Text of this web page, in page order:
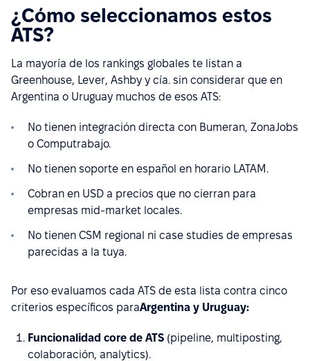
¿Cómo seleccionamos estos
ATS?
La mayoría de los rankings globales te listan a
Greenhouse, Lever, Ashby y cía. sin considerar que en
Argentina o Uruguay muchos de esos ATS:
No tienen integración directa con Bumeran, ZonaJobs
o Computrabajo.
No tienen soporte en español en horario LATAM.
Cobran en USD a precios que no cierran para
empresas mid-market locales.
No tienen CSM regional ni case studies de empresas
parecidas a la tuya.
Por eso evaluamos cada ATS de esta lista contra cinco
criterios específicos paraArgentina y Uruguay:
Funcionalidad core de ATS (pipeline, multiposting,
colaboración, analytics).